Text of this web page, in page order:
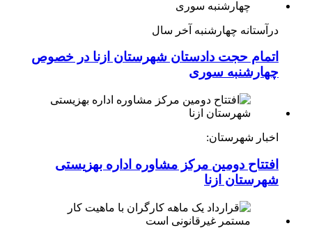
درآستانه چهارشنبه آخر سال
اتمام حجت دادستان شهرستان ازنا در خصوص
چهارشنبه ‌سوری
اخبار شهرستان:
افتتاح دومین مرکز مشاوره اداره بهزیستی
شهرستان ازنا